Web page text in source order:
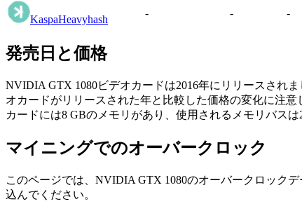
KaspaHeavyhash
- - -
発売日と価格
NVIDIA GTX 1080ビデオカードは2016年にリリースされ
オカードがリリースされた年と比較した価格の変化に注意
カードには8 GBのメモリがあり、使用されるメモリバスは
マイニングでのオーバークロック
このページでは、NVIDIA GTX 1080のオーバークロック
込んでください。